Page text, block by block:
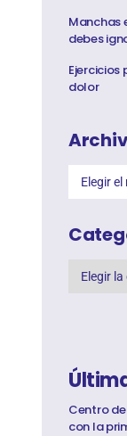
Manchas
debes
dolor
Centro
con la